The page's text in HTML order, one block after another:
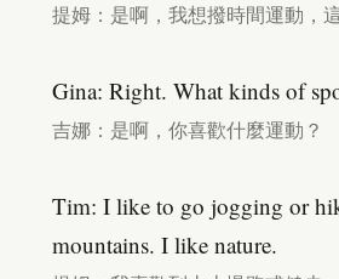
提姆：是啊，我想撥時間運動，
Gina: Right. What kinds of
吉娜：是啊，你喜歡什麼運動？
Tim: I like to go jogging or
mountains. I like nature.